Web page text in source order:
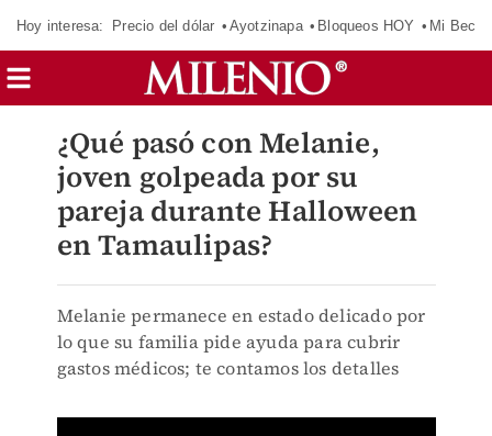
Hoy interesa: Precio del dólar Ayotzinapa Bloqueos HOY Mi Beca
¿Qué pasó con Melanie,
joven golpeada por su
pareja durante Halloween
en Tamaulipas?
Melanie permanece en estado delicado por
lo que su familia pide ayuda para cubrir
gastos médicos; te contamos los detalles